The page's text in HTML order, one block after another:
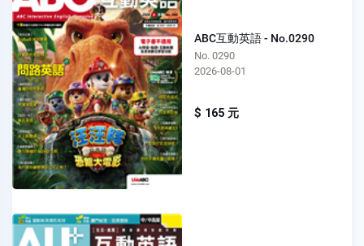
ABC互動英語 - No.0290
No. 0290
2026-08-01
$ 165 元